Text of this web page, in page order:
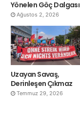
Yönelen Göç Dalgası
Ağustos 2, 2026
Uzayan Savaş,
Derinleşen Çıkmaz
Temmuz 29, 2026